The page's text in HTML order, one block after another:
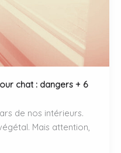
chat : dangers + 6
de nos intérieurs.
Mais attention,